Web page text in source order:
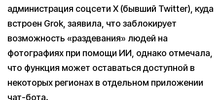
администрация соцсети X (бывший Twitter), куда
встроен Grok, заявила, что заблокирует
возможность «раздевания» людей на
фотографиях при помощи ИИ, однако отмечала,
что функция может оставаться доступной в
некоторых регионах в отдельном приложении
чат-бота.